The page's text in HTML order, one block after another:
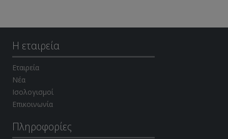
Η εταιρεία
Εταιρεία
Νέα
Ισολογισμοί
Επικοινωνία
Πληροφορίες